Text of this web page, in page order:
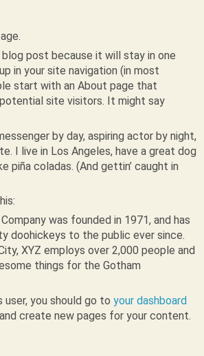
post because it will stay in one
in your site navigation (in most
start with an About page that
site visitors. It might say
by day, aspiring actor by night,
I live in Los Angeles, have a great dog
piña coladas. (And gettin’ caught in
was founded in 1971, and has
doohickeys to the public ever since.
XYZ employs over 2,000 people and
things for the Gotham
user, you should go to your dashboard
create new pages for your content.